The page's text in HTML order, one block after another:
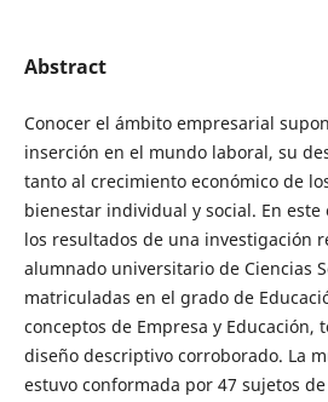
Abstract
Conocer el ámbito empresarial
inserción en el mundo laboral, su
tanto al crecimiento económico de
bienestar individual y social. En
los resultados de una investigación
alumnado universitario de Ciencias
matriculadas en el grado de
conceptos de Empresa y Educación,
diseño descriptivo corroborado. La
estuvo conformada por 47 sujetos